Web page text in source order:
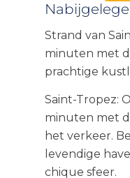
Strand van
minuten met
prachtige
Saint-Tropez:
minuten met
het verkeer.
levendige
chique sfeer.